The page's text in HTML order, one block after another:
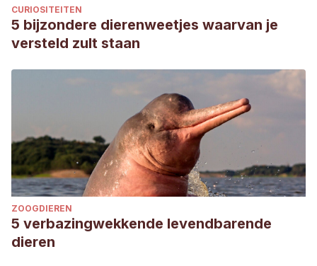
CURIOSITEITEN
5 bijzondere dierenweetjes waarvan je
versteld zult staan
ZOOGDIEREN
5 verbazingwekkende levendbarende
dieren